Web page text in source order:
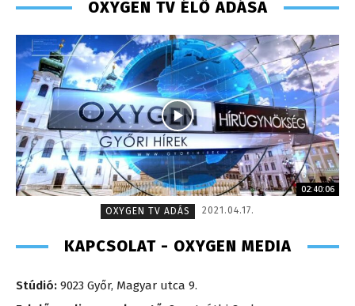
OXYGEN TV ÉLŐ ADÁSA
02:40:06
OXYGEN TV ADÁS
2021.04.17.
KAPCSOLAT - OXYGEN MEDIA
Stúdió: 9023 Győr, Magyar utca 9.